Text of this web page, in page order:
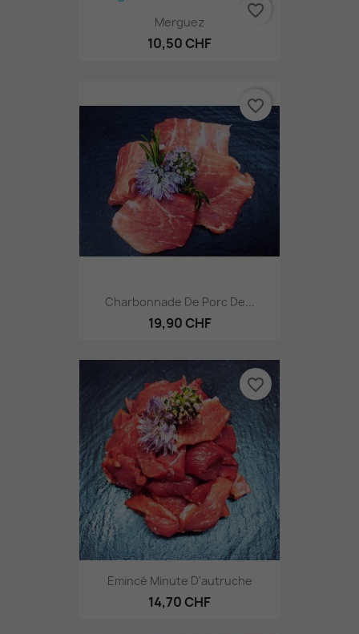
Merguez
10,50 CHF
favorite_border
Charbonnade De Porc De...
19,90 CHF
favorite_border
Emincé Minute D'autruche
14,70 CHF
favorite_border